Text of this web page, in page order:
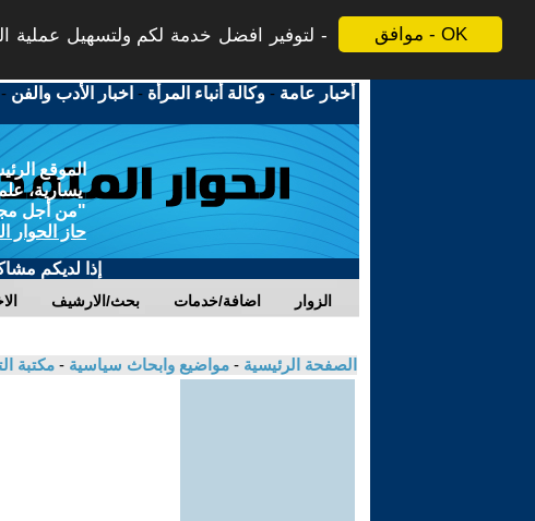
موافق - OK
لتوفير افضل خدمة لكم ولتسهيل عملية
أخبار عامة -وكالة أنباء المرأة - اخبار الأدب والفن
الموقع
يسارية،
"من أجل
حاز الحوار
إذا لديكم
بحث/الارشيف اضافة/خدمات الزوار
الصفحة الرئيسية - مواضيع وابحاث سياسية - مكتبة